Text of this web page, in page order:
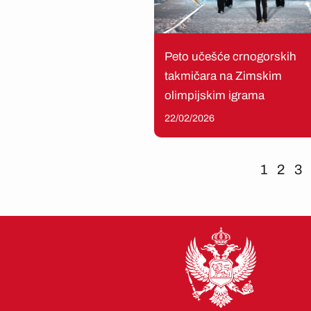
Peto učešće crnogorskih
takmičara na Zimskim
olimpijskim igrama
22/02/2026
1 2 3